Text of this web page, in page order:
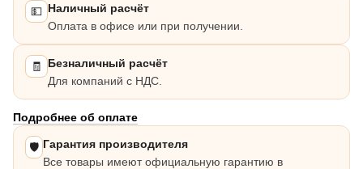
💵 Наличный расчёт
Оплата в офисе или при получении.
🧾
Безналичный расчёт
Для компаний с НДС.
Подробнее об оплате
🛡️ Гарантия производителя
Все товары имеют официальную гарантию в